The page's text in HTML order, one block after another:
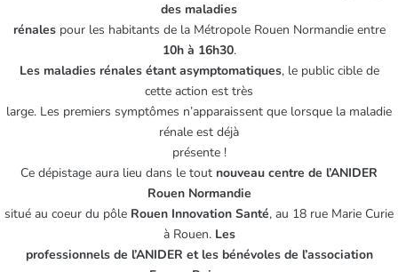
des maladies
rénalespour les habitants de la Métropole Rouen Normandie entre
10h à 16h30.
Les maladies rénales étant asymptomatiques, le public cible de
cette action est très
large. Les premiers symptômes n’apparaissent que lorsque la maladie
rénale est déjà
présente !
Ce dépistage aura lieu dans le tout nouveau centre de l’ANIDER
Rouen Normandie
situé au coeur du pôle Rouen Innovation Santé, au 18 rue Marie Curie
à Rouen. Les
professionnels de l’ANIDER et les bénévoles de l’association